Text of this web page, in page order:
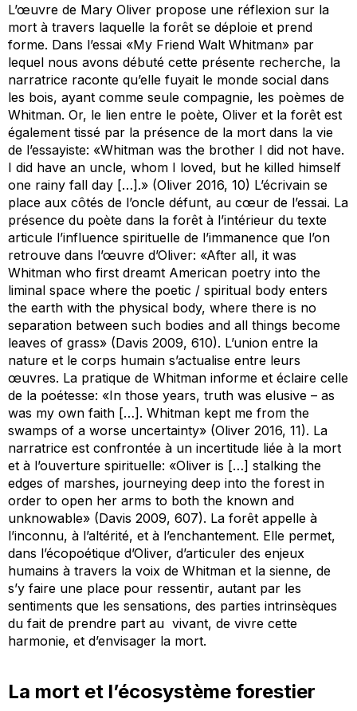
L’œuvre de Mary Oliver propose une réflexion sur la
mort à travers laquelle la forêt se déploie et prend
forme. Dans l’essai «My Friend Walt Whitman» par
lequel nous avons débuté cette présente recherche, la
narratrice raconte qu’elle fuyait le monde social dans
les bois, ayant comme seule compagnie, les poèmes de
Whitman. Or, le lien entre le poète, Oliver et la forêt est
également tissé par la présence de la mort dans la vie
de l’essayiste: «Whitman was the brother I did not have.
I did have an uncle, whom I loved, but he killed himself
one rainy fall day […].» (Oliver 2016, 10) L’écrivain se
place aux côtés de l’oncle défunt, au cœur de l’essai. La
présence du poète dans la forêt à l’intérieur du texte
articule l’influence spirituelle de l’immanence que l’on
retrouve dans l’œuvre d’Oliver: «After all, it was
Whitman who first dreamt American poetry into the
liminal space where the poetic / spiritual body enters
the earth with the physical body, where there is no
separation between such bodies and all things become
leaves of grass» (Davis 2009, 610). L’union entre la
nature et le corps humain s’actualise entre leurs
œuvres. La pratique de Whitman informe et éclaire celle
de la poétesse: «In those years, truth was elusive – as
was my own faith […]. Whitman kept me from the
swamps of a worse uncertainty» (Oliver 2016, 11). La
narratrice est confrontée à un incertitude liée à la mort
et à l’ouverture spirituelle: «Oliver is […] stalking the
edges of marshes, journeying deep into the forest in
order to open her arms to both the known and
unknowable» (Davis 2009, 607). La forêt appelle à
l’inconnu, à l’altérité, et à l’enchantement. Elle permet,
dans l’écopoétique d’Oliver, d’articuler des enjeux
humains à travers la voix de Whitman et la sienne, de
s’y faire une place pour ressentir, autant par les
sentiments que les sensations, des parties intrinsèques
du fait de prendre part au vivant, de vivre cette
harmonie, et d’envisager la mort.
La mort et l’écosystème forestier